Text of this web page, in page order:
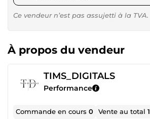
Ce vendeur n’est pas assujetti à la TVA.
À propos du vendeur
TIMS_DIGITALS
Performance
Commande en cours0 Vente au total1